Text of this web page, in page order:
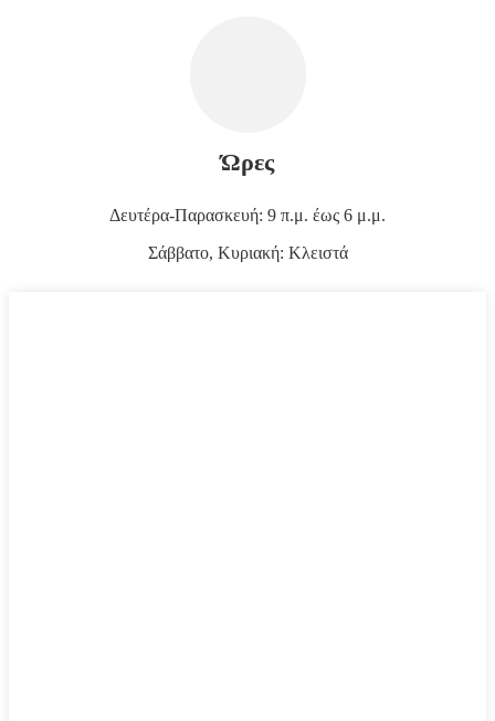
Ώρες
Δευτέρα-Παρασκευή: 9 π.μ. έως 6 μ.μ.
Σάββατο, Κυριακή: Κλειστά